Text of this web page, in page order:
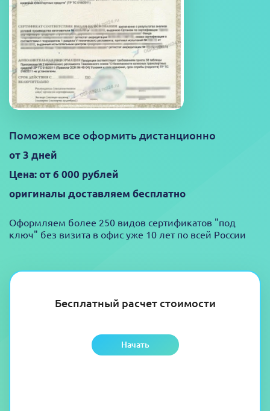
Бесплатный расчет стоимости
Начать
Поможем все оформить дистанционно
от 3 дней
Цена: от 6 000 рублей
оригиналы доставляем бесплатно
Оформляем более 250 видов сертификатов "под
ключ" без визита в офис уже 10 лет по всей России